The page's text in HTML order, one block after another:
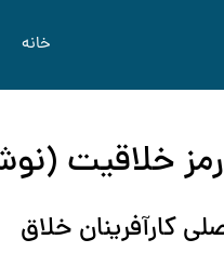
خانه
خلاقیت
کارآفرینان خلاق